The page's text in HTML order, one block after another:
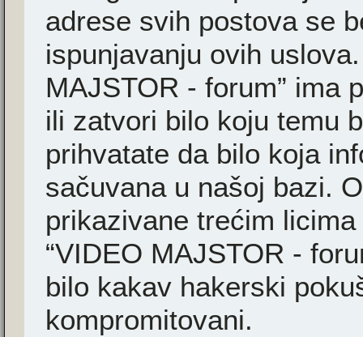
adrese svih postova se
ispunjavanju ovih
MAJSTOR - forum” ima
ili zatvori bilo koju temu
prihvatate da bilo koja
sačuvana u našoj bazi.
prikazivane trećim
“VIDEO MAJSTOR -
bilo kakav hakerski
kompromitovani.